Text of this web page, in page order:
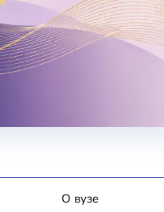
О вузе